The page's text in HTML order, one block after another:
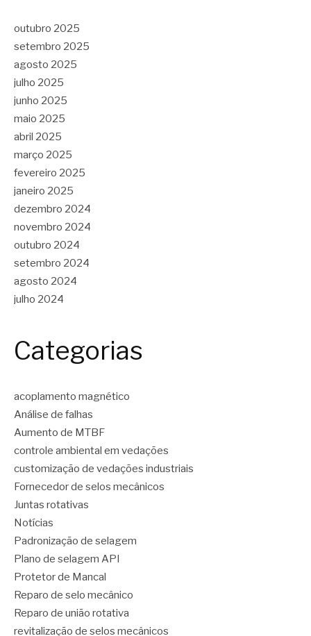
outubro 2025
setembro 2025
agosto 2025
julho 2025
junho 2025
maio 2025
abril 2025
março 2025
fevereiro 2025
janeiro 2025
dezembro 2024
novembro 2024
outubro 2024
setembro 2024
agosto 2024
julho 2024
Categorias
acoplamento magnético
Análise de falhas
Aumento de MTBF
controle ambiental em vedações
customização de vedações industriais
Fornecedor de selos mecânicos
Juntas rotativas
Notícias
Padronização de selagem
Plano de selagem API
Protetor de Mancal
Reparo de selo mecânico
Reparo de união rotativa
revitalização de selos mecânicos